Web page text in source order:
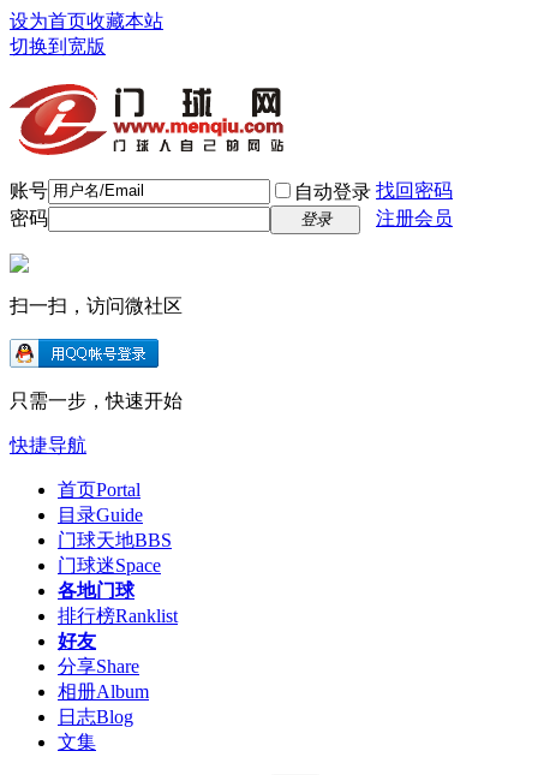
设为首页收藏本站
切换到宽版
账号 自动登录 找回密码
密码
登录 注册会员
扫一扫，访问微社区
只需一步，快速开始
快捷导航
首页Portal
目录Guide
门球天地BBS
门球迷Space
各地门球
排行榜Ranklist
好友
分享Share
相册Album
日志Blog
文集